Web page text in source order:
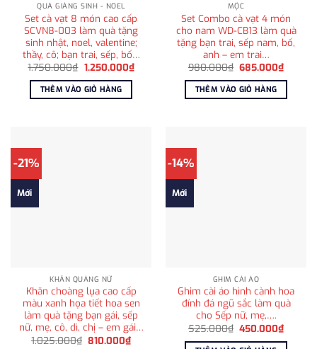
QUÀ GIÁNG SINH - NOEL
Set cà vạt 8 món cao cấp
SCVN8-003 làm quà tặng
sinh nhật, noel, valentine;
thầy, cô; bạn trai, sếp, bố…
1.750.000₫ Giá
là:
1.750.000₫.
1.250.000₫Giá
hiện
1.250.000₫.
THÊM VÀO GIỎ HÀNG
MỘC
Set Combo cà vạt 4 món
cho nam WD-CB13 làm quà
tặng bạn trai, sếp nam, bố,
anh – em trai…
980.000₫ Giá
là:
980.000₫.
685.000₫Giá
hiện
tại
THÊM VÀO GIỎ HÀNG
-21%
Mới
KHĂN QUÀNG NỮ
Khăn choàng lụa cao cấp
màu xanh họa tiết hoa sen
làm quà tặng bạn gái, sếp
nữ, mẹ, cô, dì, chị – em gái…
1.025.000₫ Giá
810.000₫Giá
-14%
Mới
GHIM CÀI ÁO
Ghim cài áo hình cành hoa
đính đá ngũ sắc làm quà
cho Sếp nữ, mẹ,….
525.000₫ Giá
là:
450.000₫Giá
hiện
tại